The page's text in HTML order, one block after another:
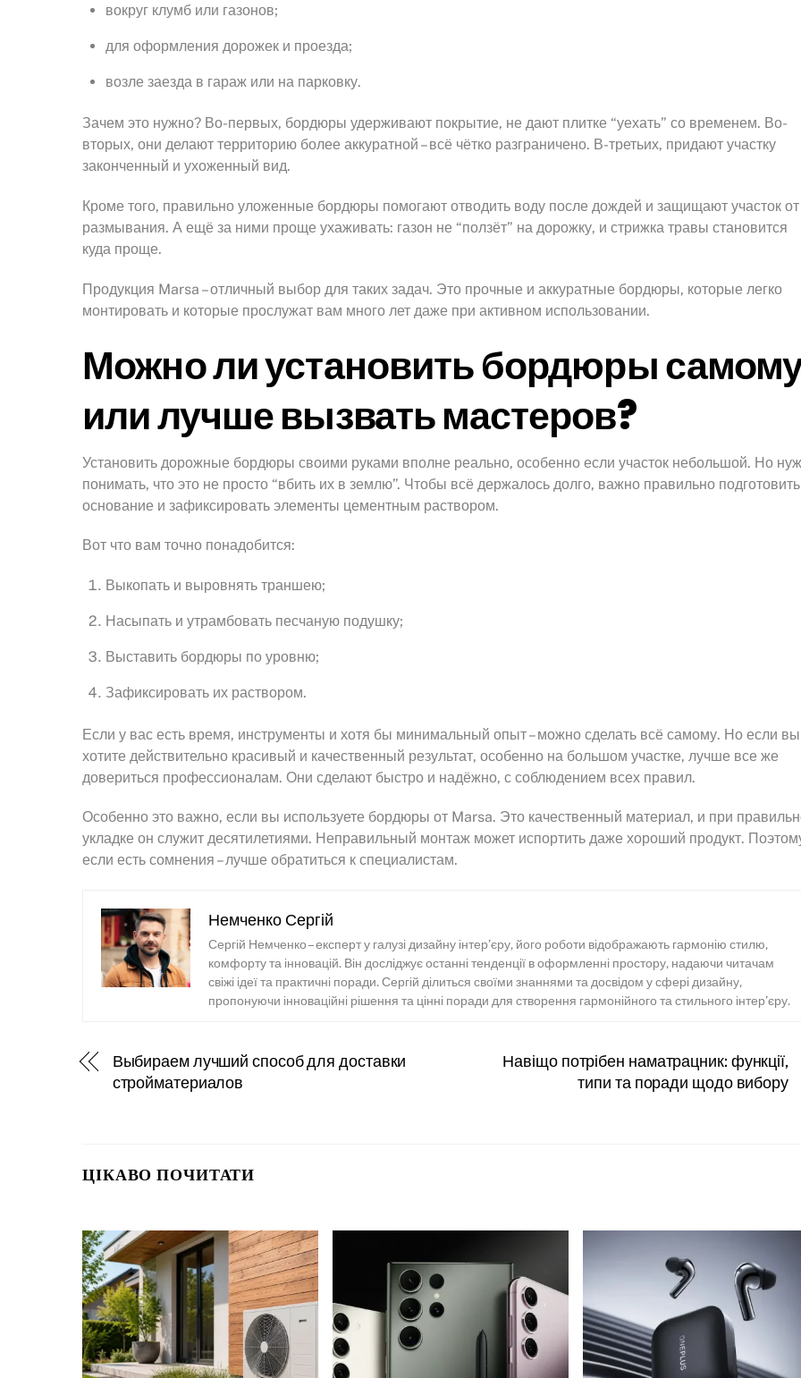
вокруг клумб или газонов;
для оформления дорожек и проезда;
возле заезда в гараж или на парковку.
Зачем это нужно? Во-первых, бордюры удерживают покрытие, не дают плитке “уехать” со временем. Во-
вторых, они делают территорию более аккуратной – всё чётко разграничено. В-третьих, придают участку
законченный и ухоженный вид.
Кроме того, правильно уложенные бордюры помогают отводить воду после дождей и защищают участок от
размывания. А ещё за ними проще ухаживать: газон не “ползёт” на дорожку, и стрижка травы становится
куда проще.
Продукция Marsa – отличный выбор для таких задач. Это прочные и аккуратные бордюры, которые легко
монтировать и которые прослужат вам много лет даже при активном использовании.
Можно ли установить бордюры
или лучше вызвать мастеров?
Установить дорожные бордюры своими руками вполне реально, особенно если участок небольшой. Но
понимать, что это не просто “вбить их в землю”. Чтобы всё держалось долго, важно правильно подготовить
основание и зафиксировать элементы цементным раствором.
Вот что вам точно понадобится:
Выкопать и выровнять траншею;
Насыпать и утрамбовать песчаную подушку;
Выставить бордюры по уровню;
Зафиксировать их раствором.
Если у вас есть время, инструменты и хотя бы минимальный опыт – можно сделать всё самому. Но если вы
хотите действительно красивый и качественный результат, особенно на большом участке, лучше все же
довериться профессионалам. Они сделают быстро и надёжно, с соблюдением всех правил.
Особенно это важно, если вы используете бордюры от Marsa. Это качественный материал, и при
укладке он служит десятилетиями. Неправильный монтаж может испортить даже хороший продукт.
если есть сомнения – лучше обратиться к специалистам.
Немченко Сергій
Сергій Немченко – експерт у галузі дизайну інтер’єру, його роботи відображають гармонію стилю,
комфорту та інновацій. Він досліджує останні тенденції в оформленні простору, надаючи читачам
свіжі ідеї та практичні поради. Сергій ділиться своїми знаннями та досвідом у сфері дизайну,
пропонуючи інноваційні рішення та цінні поради для створення гармонійного та стильного інтер’єру.
Выбираем лучший способ для доставки
стройматериалов
Навіщо потрібен наматрацник: функції,
типи та поради щодо вибору
ЦІКАВО ПОЧИТАТИ